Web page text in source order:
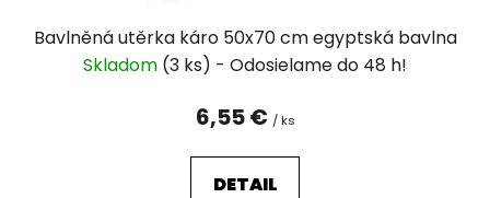
Bavlněná utěrka káro 50x70 cm egyptská bavlna
Skladom (3 ks)
6,55 € / ks
DETAIL